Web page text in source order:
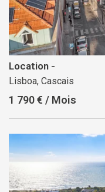
Location -
Lisboa, Cascais
1 790 € / Mois